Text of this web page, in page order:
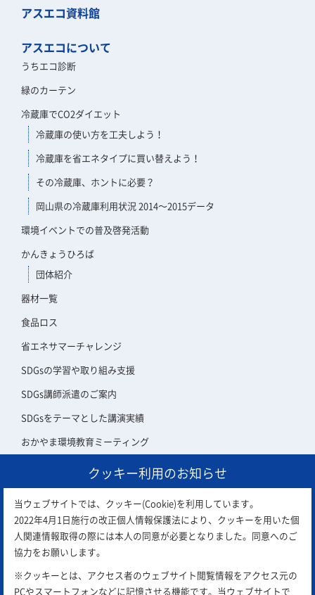
アスエコ資料館
アスエコについて
うちエコ診断
緑のカーテン
冷蔵庫でCO2ダイエット
冷蔵庫の使い方を工夫しよう！
冷蔵庫を省エネタイプに買い替えよう！
その冷蔵庫、ホントに必要？
岡山県の冷蔵庫利用状況 2014～2015データ
環境イベントでの普及啓発活動
かんきょうひろば
団体紹介
器材一覧
食品ロス
省エネサマーチャレンジ
SDGsの学習や取り組み支援
SDGs講師派遣のご案内
SDGsをテーマとした講演実績
おかやま環境教育ミーティング
アスエコ会員についてクッキー利用のお知らせ
当ウェブサイトでは、クッキー(Cookie)を利用しています。
2022年4月1日施行の改正個人情報保護法により、クッキーを用いた個
人関連情報取得の際には本人の同意が必要となりました。同意へのご
協力をお願いします。
※クッキーとは、アクセス者のウェブサイト閲覧情報をアクセス元の
PCやスマートフォンなどに記憶させる機能です。当ウェブサイトで